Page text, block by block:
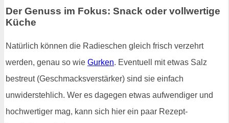
Der Genuss im Fokus: Snack oder vollwertige
Küche
Natürlich können die Radieschen gleich frisch verzehrt
werden, genau so wie Gurken. Eventuell mit etwas Salz
bestreut (Geschmacksverstärker) sind sie einfach
unwiderstehlich. Wer es dagegen etwas aufwendiger und
hochwertiger mag, kann sich hier ein paar Rezept-